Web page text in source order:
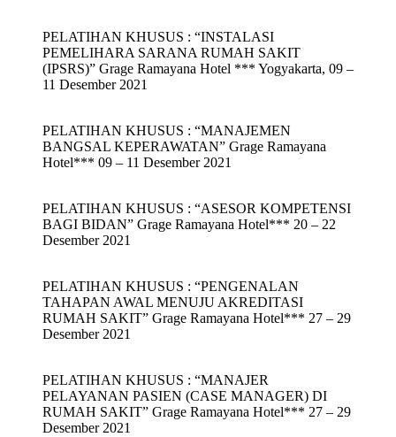
PELATIHAN KHUSUS : “INSTALASI
PEMELIHARA SARANA RUMAH SAKIT
(IPSRS)” Grage Ramayana Hotel *** Yogyakarta, 09 –
11 Desember 2021
PELATIHAN KHUSUS : “MANAJEMEN
BANGSAL KEPERAWATAN” Grage Ramayana
Hotel*** 09 – 11 Desember 2021
PELATIHAN KHUSUS : “ASESOR KOMPETENSI
BAGI BIDAN” Grage Ramayana Hotel*** 20 – 22
Desember 2021
PELATIHAN KHUSUS : “PENGENALAN
TAHAPAN AWAL MENUJU AKREDITASI
RUMAH SAKIT” Grage Ramayana Hotel*** 27 – 29
Desember 2021
PELATIHAN KHUSUS : “MANAJER
PELAYANAN PASIEN (CASE MANAGER) DI
RUMAH SAKIT” Grage Ramayana Hotel*** 27 – 29
Desember 2021